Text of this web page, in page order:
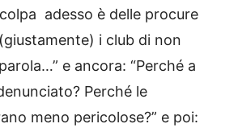
adesso è delle procure
i club di non
e ancora: “Perché a
Perché le
meno pericolose?” e poi: